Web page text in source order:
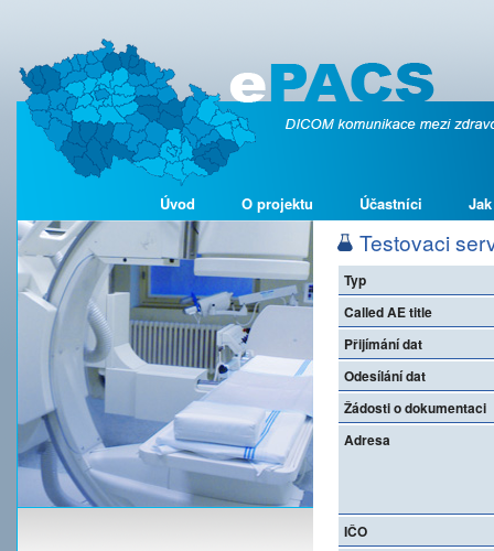
Úvod O projektu Účastníci
Testovaci
Typ
Called AE title
Přijímání dat
Odesílání dat
Žádosti o dokumentaci
Adresa
IČO